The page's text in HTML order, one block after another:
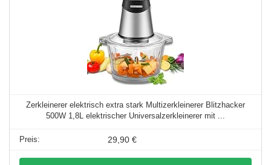
Zerkleinerer elektrisch extra stark Multizerkleinerer Blitzhacker
500W 1,8L elektrischer Universalzerkleinerer mit ...
29,90 €